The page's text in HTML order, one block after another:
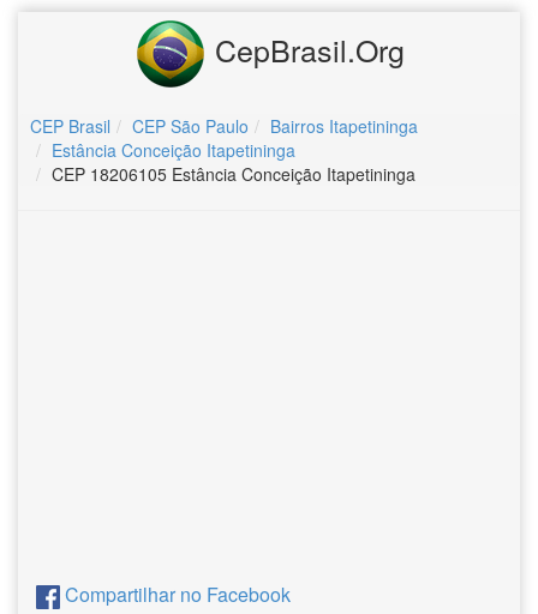
CepBrasil.Org
CEP Brasil CEP São Paulo
Bairros Itapetininga
Estância Conceição Itapetininga
CEP 18206105 Estância Conceição Itapetininga
Compartilhar no Facebook